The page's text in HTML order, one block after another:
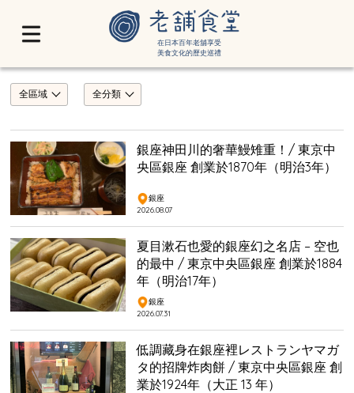
在日本百年老舖享受
美食文化的歷史巡禮
全區域 全分類
銀座神田川的奢華鰻雉重！/ 東京中
央區銀座 創業於1870年（明治3年）
銀座
2026.08.07
夏目漱石也愛的銀座幻之名店 – 空也
的最中 / 東京中央區銀座 創業於1884
年（明治17年）
銀座
2026.07.31
低調藏身在銀座裡レストランヤマガ
タ的招牌炸肉餅 / 東京中央區銀座 創
業於1924年（大正 13 年）